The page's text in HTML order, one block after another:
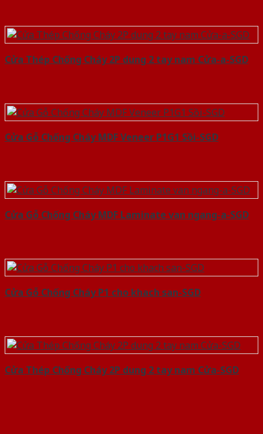
Cửa Thép Chống Cháy 2P dung 2 tay nam Cửa-a-SGD
Cửa Gỗ Chống Cháy MDF Veneer P1G1 Sồi-SGD
Cửa Gỗ Chống Cháy MDF Laminate van ngang-a-SGD
Cửa Gỗ Chống Cháy P1 cho khach san-SGD
Cửa Thép Chống Cháy 2P dung 2 tay nam Cửa-SGD